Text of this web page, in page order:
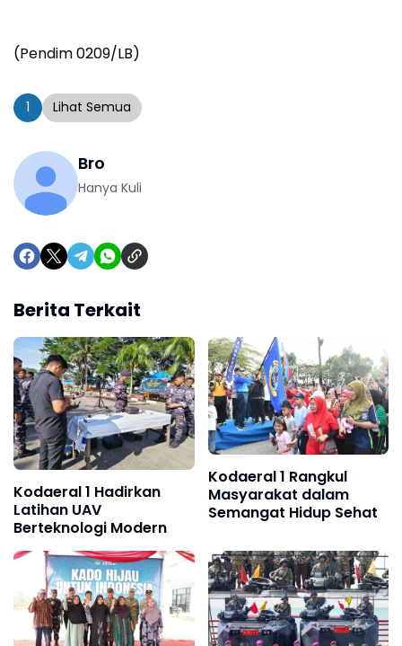
(Pendim 0209/LB)
1 Lihat Semua
Bro
Hanya Kuli
Berita Terkait
Kodaeral 1 Hadirkan
Latihan UAV
Berteknologi Modern
Kodaeral 1 Rangkul
Masyarakat dalam
Semangat Hidup Sehat